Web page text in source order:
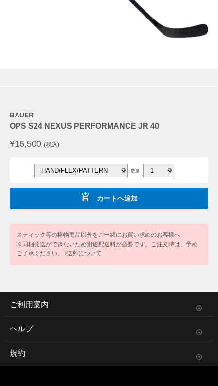
BAUER
OPS S24 NEXUS PERFORMANCE JR 40
¥16,500 (税込)
数量
カートへ追加
スティック等の棒物商品以外をご一緒にお買い求めのお客様へ
※同梱発送ができないため別途配送料が必要です。ご注文時は、予め
ご了承ください。 ›送料について
ご利用案内
ヘルプ
規約